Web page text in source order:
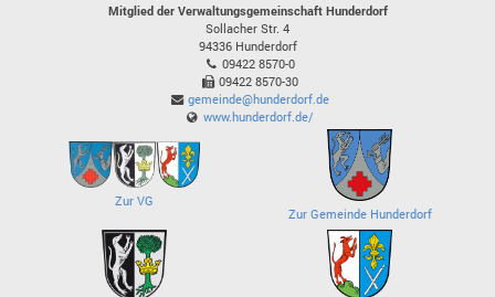
Mitglied der Verwaltungsgemeinschaft Hunderdorf
Sollacher Str. 4
94336 Hunderdorf
09422 8570-0
09422 8570-30
gemeinde@hunderdorf.de
www.hunderdorf.de/
Zur VG
Zur Gemeinde Hunderdorf